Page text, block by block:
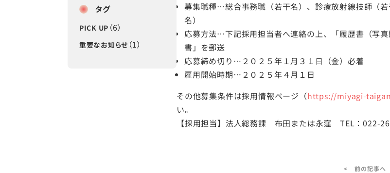
募集職種…総合事務職（若干名）、診療放射線技師（
名）
応募方法…下記採用担当者へ連絡の上、「履歴書（写
書」を郵送
応募締め切り…２０２５年１月３１日（金）必着
雇用開始時期…２０２５年４月１日
その他募集条件は採用情報ページ（https://miyagi-
い。
【採用担当】法人総務課 布田または永窪 TEL：022-
< 前の記事へ
タグ
PICK UP （6）
重要なお知らせ （1）